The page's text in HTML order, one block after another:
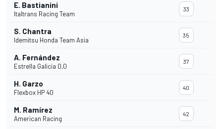
E. Bastianini
Italtrans Racing Team
33
S. Chantra
Idemitsu Honda Team Asia
35
A. Fernández
Estrella Galicia 0,0
37
H. Garzo
Flexbox HP 40
40
M. Ramírez
American Racing
42